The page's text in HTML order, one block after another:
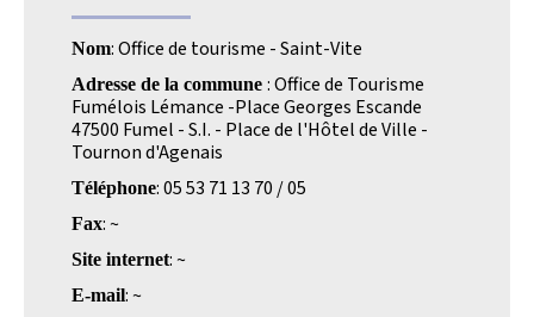
Nom: Office de tourisme - Saint-Vite
Adresse de la commune : Office de Tourisme
Fumélois Lémance -Place Georges Escande
47500 Fumel - S.I. - Place de l'Hôtel de Ville -
Tournon d'Agenais
Téléphone: 05 53 71 13 70 / 05
Fax: ~
Site internet: ~
E-mail: ~